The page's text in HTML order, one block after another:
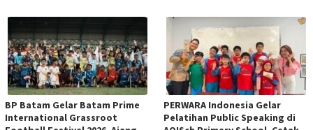
BP Batam Gelar Batam Prime
International Grassroot
PERWARA Indonesia Gelar
Pelatihan Public Speaking di